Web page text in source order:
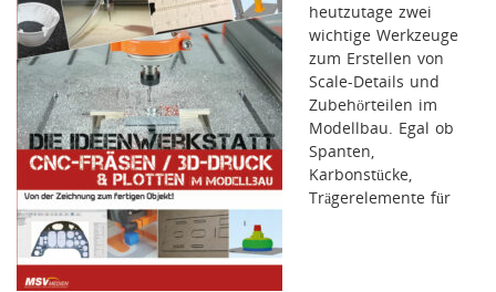
heutzutage zwei
wichtige Werkzeuge
zum Erstellen von
Scale-Details und
Zubehörteilen im
Modellbau. Egal ob
Spanten,
Karbonstücke,
Trägerelemente für